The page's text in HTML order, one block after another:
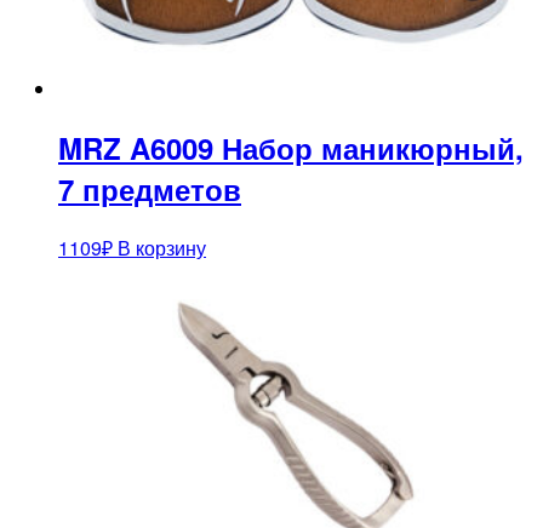
MRZ A6009 Набор маникюрный,
7 предметов
1109₽ В корзину